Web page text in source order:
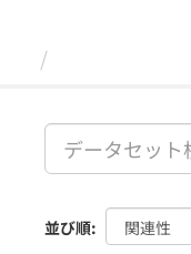
並び順